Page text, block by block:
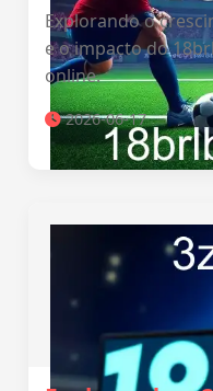
Explorando o
e o impacto do
online.
2026-06-17